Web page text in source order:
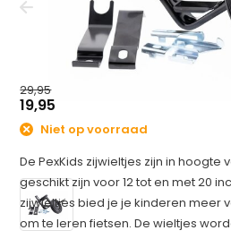
29,95
19,95
Niet op voorraad
De PexKids zijwieltjes zijn in
geschikt zijn voor 12 tot en met 20
zijwieltjes bied je je kinderen meer
om te leren fietsen. De wieltjes